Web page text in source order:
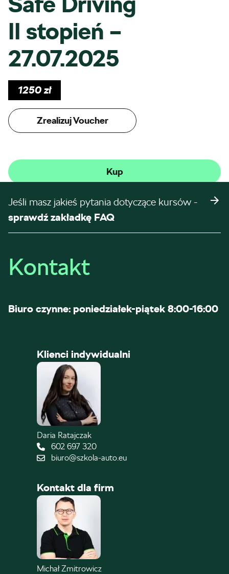
II stopień –
27.07.2025
1250zł
Zrealizuj Voucher
Kup
Jeśli masz jakieś pytania dotyczące kursów -
sprawdź zakładkę FAQ
Kontakt
Biuro czynne: poniedziałek-piątek 8:00-16:00
Klienci indywidualni
Daria Ratajczak
602 697 320
biuro@szkola-auto.eu
Kontakt dla firm
Michał Zmitrowicz